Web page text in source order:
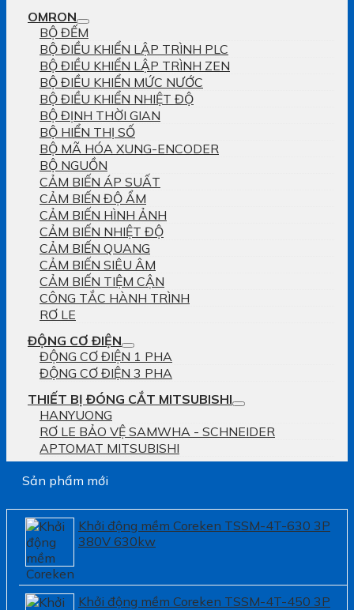
OMRON
BỘ ĐẾM
BỘ ĐIỀU KHIỂN LẬP TRÌNH PLC
BỘ ĐIỀU KHIỂN LẬP TRÌNH ZEN
BỘ ĐIỀU KHIỂN MỨC NƯỚC
BỘ ĐIỀU KHIỂN NHIỆT ĐỘ
BỘ ĐỊNH THỜI GIAN
BỘ HIỂN THỊ SỐ
BỘ MÃ HÓA XUNG-ENCODER
BỘ NGUỒN
CẢM BIẾN ÁP SUẤT
CẢM BIẾN ĐỘ ẨM
CẢM BIẾN HÌNH ẢNH
CẢM BIẾN NHIỆT ĐỘ
CẢM BIẾN QUANG
CẢM BIẾN SIÊU ÂM
CẢM BIẾN TIỆM CẬN
CÔNG TẮC HÀNH TRÌNH
RƠ LE
ĐỘNG CƠ ĐIỆN
ĐỘNG CƠ ĐIỆN 1 PHA
ĐỘNG CƠ ĐIỆN 3 PHA
THIẾT BỊ ĐÓNG CẮT MITSUBISHI
HANYUONG
RƠ LE BẢO VỆ SAMWHA - SCHNEIDER
APTOMAT MITSUBISHI
Sản phẩm mới
Khởi động mềm Coreken TSSM-4T-630 3P
380V 630kw
Khởi động mềm Coreken TSSM-4T-450 3P